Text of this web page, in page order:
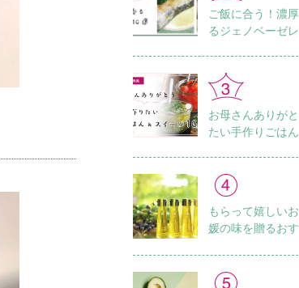
ご飯に合う！濃
るジェノベーゼ
お母さんありが
たい手作りごは
もらって嬉しい
媛の味を贈るお